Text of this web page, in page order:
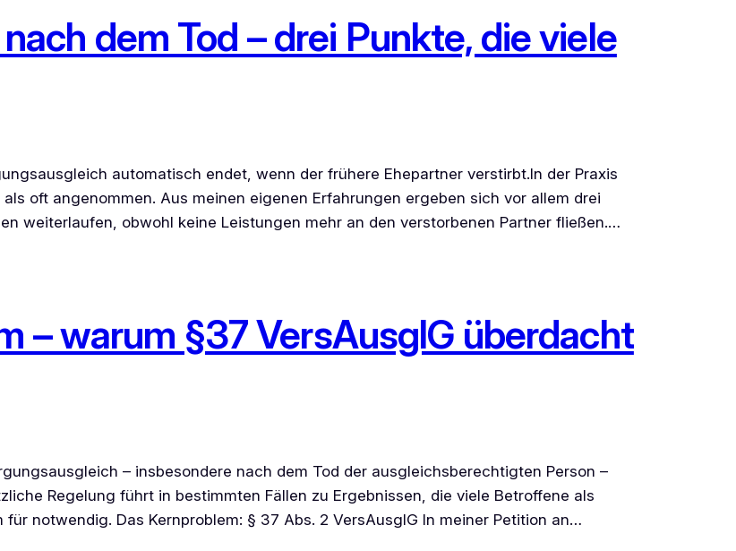
dem Tod – drei Punkte, die viele
automatisch endet, wenn der frühere Ehepartner verstirbt.In der Praxis
oft angenommen. Aus meinen eigenen Erfahrungen ergeben sich vor allem drei
weiterlaufen, obwohl keine Leistungen mehr an den verstorbenen Partner fließen.…
– warum §37 VersAusglG überdacht
– insbesondere nach dem Tod der ausgleichsberechtigten Person –
Regelung führt in bestimmten Fällen zu Ergebnissen, die viele Betroffene als
notwendig. Das Kernproblem: § 37 Abs. 2 VersAusglG In meiner Petition an…